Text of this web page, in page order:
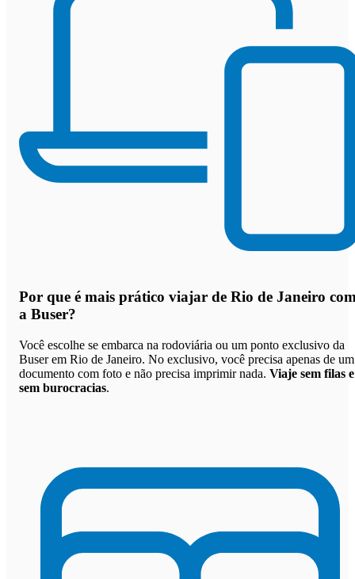
Por que é mais prático viajar de Rio de Janeiro
a Buser?
Você escolhe se embarca na rodoviária ou um ponto exclusivo da
Buser em Rio de Janeiro. No exclusivo, você precisa apenas de um
documento com foto e não precisa imprimir nada. Viaje sem filas e
sem burocracias.